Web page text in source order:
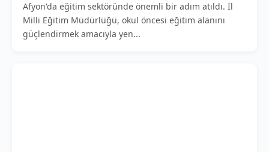
Afyon'da eğitim sektöründe önemli bir adım atıldı. İl
Milli Eğitim Müdürlüğü, okul öncesi eğitim alanını
güçlendirmek amacıyla yen...